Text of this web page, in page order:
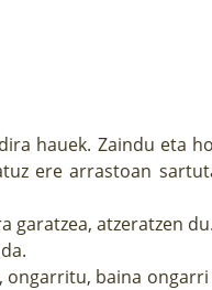
hauek. Zaindu eta
ere arrastoan
garatzea, atzeratzen du.
ongarritu, baina